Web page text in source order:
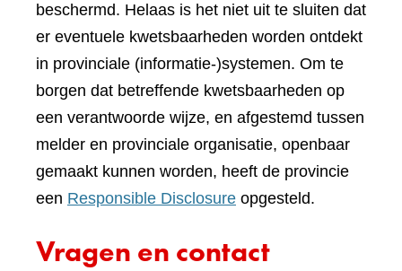
beschermd. Helaas is het niet uit te sluiten dat
er eventuele kwetsbaarheden worden ontdekt
in provinciale (informatie-)systemen. Om te
borgen dat betreffende kwetsbaarheden op
een verantwoorde wijze, en afgestemd tussen
melder en provinciale organisatie, openbaar
gemaakt kunnen worden, heeft de provincie
een Responsible Disclosure opgesteld.
Vragen en contact